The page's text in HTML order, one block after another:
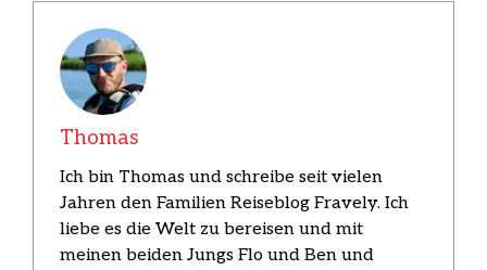
Thomas
Ich bin Thomas und schreibe seit vielen
Jahren den Familien Reiseblog Fravely. Ich
liebe es die Welt zu bereisen und mit
meinen beiden Jungs Flo und Ben und